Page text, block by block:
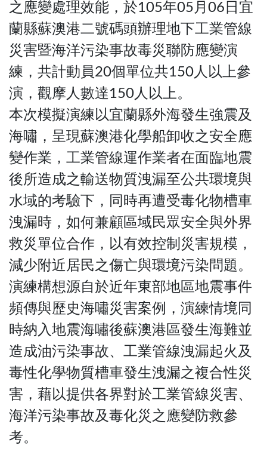
之應變處理效能，於105年05月06日宜
蘭縣蘇澳港二號碼頭辦理地下工業管線
災害暨海洋污染事故毒災聯防應變演
練，共計動員20個單位共150人以上參
演，觀摩人數達150人以上。
本次模擬演練以宜蘭縣外海發生強震及
海嘯，呈現蘇澳港化學船卸收之安全應
變作業，工業管線運作業者在面臨地震
後所造成之輸送物質洩漏至公共環境與
水域的考驗下，同時再遭受毒化物槽車
洩漏時，如何兼顧區域民眾安全與外界
救災單位合作，以有效控制災害規模，
減少附近居民之傷亡與環境污染問題。
演練構想源自於近年東部地區地震事件
頻傳與歷史海嘯災害案例，演練情境同
時納入地震海嘯後蘇澳港區發生海難並
造成油污染事故、工業管線洩漏起火及
毒性化學物質槽車發生洩漏之複合性災
害，藉以提供各界對於工業管線災害、
海洋污染事故及毒化災之應變防救參
考。